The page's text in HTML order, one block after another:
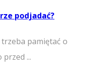
podjadać?
trzeba pamiętać o
...